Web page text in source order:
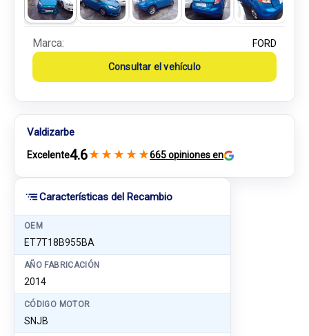
Características del Recambio
OEM
ET7T18B955BA
AÑO FABRICACIÓN
2014
CÓDIGO MOTOR
SNJB
Marca: FORD
Consultar el vehículo
Valdizarbe
Excelente4.6★ ★ ★ ★ ★665 opiniones en